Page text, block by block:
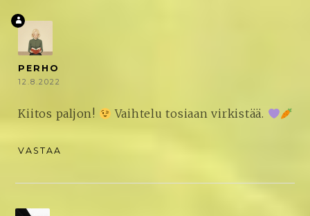
PERHO
12.8.2022
Kiitos paljon! Vaihtelu tosiaan virkistää.
VASTAA